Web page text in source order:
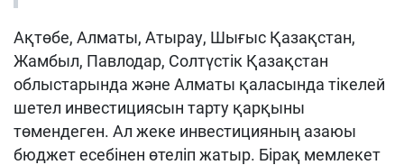
Ақтөбе, Алматы, Атырау, Шығыс Қазақстан,
Жамбыл, Павлодар, Солтүстік Қазақстан
облыстарында және Алматы қаласында тікелей
шетел инвестициясын тарту қарқыны
төмендеген. Ал жеке инвестицияның азаюы
бюджет есебінен өтеліп жатыр. Бірақ мемлекет